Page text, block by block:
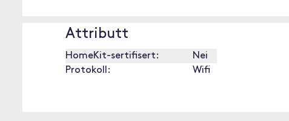
Attributt
HomeKit-sertifisert:
Nei
Protokoll:
Wifi